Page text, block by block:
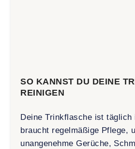
SO KANNST DU DEINE
REINIGEN
Deine Trinkflasche ist täglich
braucht regelmäßige Pflege,
unangenehme Gerüche,